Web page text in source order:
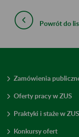
Powrót do
Zamówienia
Oferty pracy w ZUS
Praktyki i staże w ZUS
Konkursy ofert